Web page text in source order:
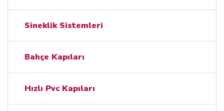
Sineklik Sistemleri
Bahçe Kapıları
Hızlı Pvc Kapıları